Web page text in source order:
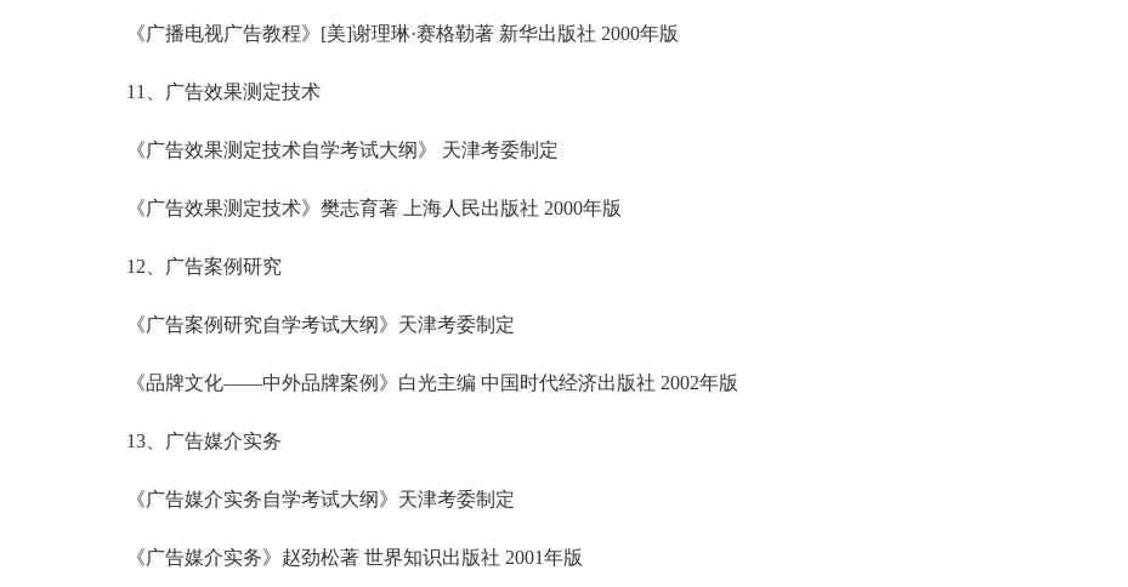
《广播电视广告教程》[美]谢理琳·赛格勒著 新华出版社 2000年版
11、广告效果测定技术
《广告效果测定技术自学考试大纲》 天津考委制定
《广告效果测定技术》樊志育著 上海人民出版社 2000年版
12、广告案例研究
《广告案例研究自学考试大纲》天津考委制定
《品牌文化——中外品牌案例》白光主编 中国时代经济出版社 2002年版
13、广告媒介实务
《广告媒介实务自学考试大纲》天津考委制定
《广告媒介实务》赵劲松著 世界知识出版社 2001年版